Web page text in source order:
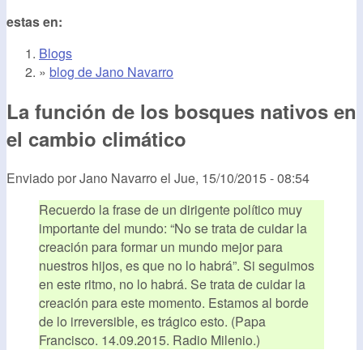
estas en:
Blogs
» blog de Jano Navarro
La función de los bosques nativos en
el cambio climático
Enviado porJano Navarro el Jue, 15/10/2015 - 08:54
Recuerdo la frase de un dirigente político muy
importante del mundo: “No se trata de cuidar la
creación para formar un mundo mejor para
nuestros hijos, es que no lo habrá”. Si seguimos
en este ritmo, no lo habrá. Se trata de cuidar la
creación para este momento. Estamos al borde
de lo irreversible, es trágico esto. (Papa
Francisco. 14.09.2015. Radio Milenio.)